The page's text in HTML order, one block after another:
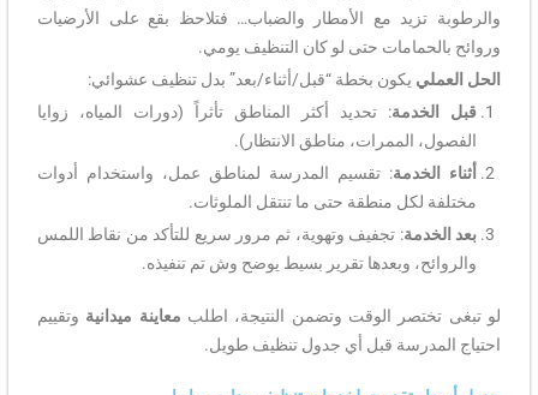
والرطوبة تزيد مع الأمطار والضباب… فتلاحظ بقع على الأرضيات
وروائح بالحمامات حتى لو كان التنظيف يومي.
الحل العملي يكون بخطة “قبل/أثناء/بعد” بدل تنظيف عشوائي:
قبل الخدمة: تحديد أكثر المناطق تأثراً (دورات المياه، زوايا
الفصول، الممرات، مناطق الانتظار).
أثناء الخدمة: تقسيم المدرسة لمناطق عمل، واستخدام أدوات
مختلفة لكل منطقة حتى ما تنتقل الملوثات.
بعد الخدمة: تجفيف وتهوية، ثم مرور سريع للتأكد من نقاط اللمس
والروائح، وبعدها تقرير بسيط يوضح وش تم تنفيذه.
لو تبغى تختصر الوقت وتضمن النتيجة، اطلب معاينة ميدانية وتقييم
احتياج المدرسة قبل أي جدول تنظيف طويل.